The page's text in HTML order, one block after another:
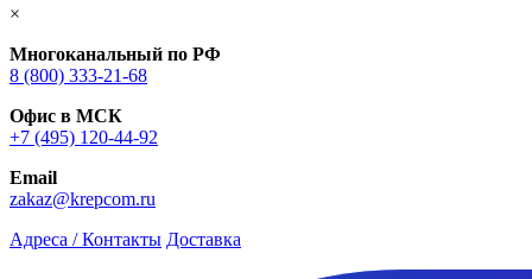
×
Многоканальный по РФ
8 (800) 333‑21-68
Офис в МСК
+7 (495) 120-44-92
Email
zakaz@krepcom.ru
Адреса / Контакты Доставка